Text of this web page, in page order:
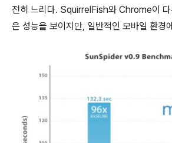
전히 느리다. SquirrelFish와 Chrome이 다
은 성능을 보이지만, 일반적인 모바일 환경